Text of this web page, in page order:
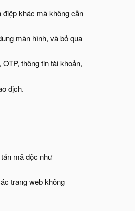
điệp khác mà không cần
màn hình, và bỏ qua
thông tin tài khoản,
dịch.
mã độc như
trang web không